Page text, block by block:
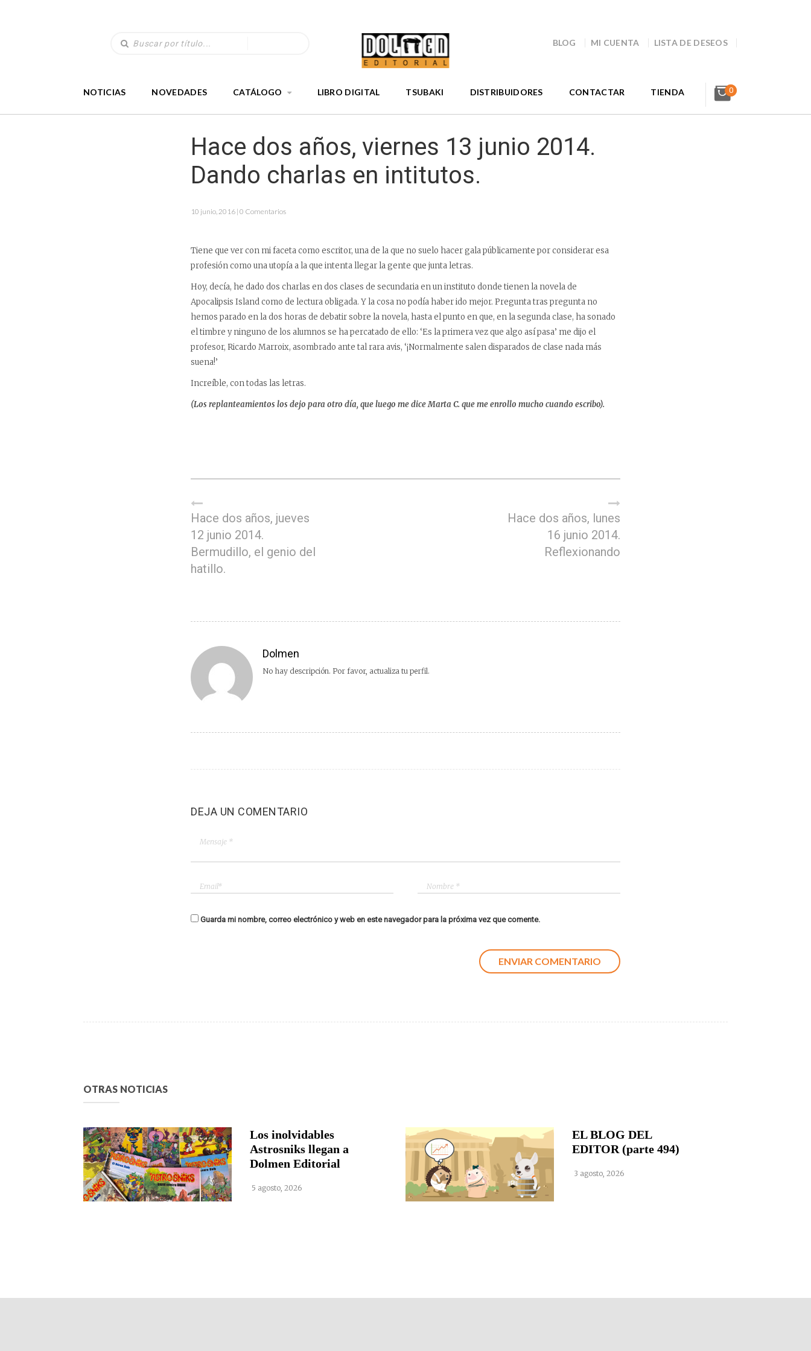
BLOG MI CUENTA LISTA DE DESEOS
NOTICIAS NOVEDADES CATÁLOGO LIBRO DIGITAL TSUBAKI DISTRIBUIDORES CONTACTAR TIENDA 0
Hace dos años, viernes 13 junio 2014.
Dando charlas en intitutos.
10 junio, 2016 | 0 Comentarios
Tiene que ver con mi faceta como escritor, una de la que no suelo hacer gala públicamente por considerar esa
profesión como una utopía a la que intenta llegar la gente que junta letras.
Hoy, decía, he dado dos charlas en dos clases de secundaria en un instituto donde tienen la novela de
Apocalipsis Island como de lectura obligada. Y la cosa no podía haber ido mejor. Pregunta tras pregunta no
hemos parado en la dos horas de debatir sobre la novela, hasta el punto en que, en la segunda clase, ha sonado
el timbre y ninguno de los alumnos se ha percatado de ello: ‘Es la primera vez que algo así pasa’ me dijo el
profesor, Ricardo Marroix, asombrado ante tal rara avis, ‘¡Normalmente salen disparados de clase nada más
suena!’
Increíble, con todas las letras.
(Los replanteamientos los dejo para otro día, que luego me dice Marta C. que me enrollo mucho cuando escribo).
Hace dos años, jueves
12 junio 2014.
Bermudillo, el genio del
hatillo.
Hace dos años, lunes
16 junio 2014.
Reflexionando
Dolmen
No hay descripción. Por favor, actualiza tu perfil.
DEJA UN COMENTARIO
Guarda mi nombre, correo electrónico y web en este navegador para la próxima vez que comente.
OTRAS NOTICIAS
Los inolvidables
Astrosniks llegan a
Dolmen Editorial
5 agosto, 2026
EL BLOG DEL
EDITOR (parte 494)
3 agosto, 2026